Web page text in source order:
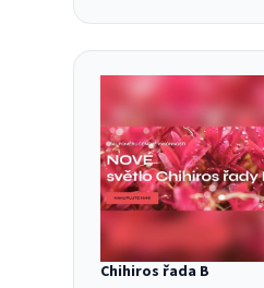
Chihiros řada B